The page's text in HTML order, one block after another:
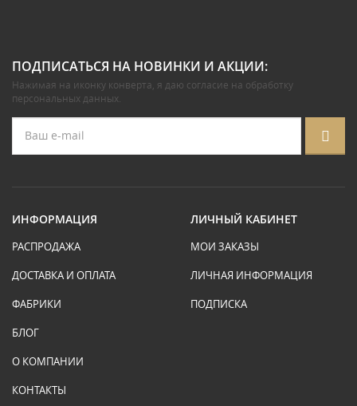
ПОДПИСАТЬСЯ НА НОВИНКИ И АКЦИИ:
Нажимая на иконку конверта, я даю согласие на обработку
персональных данных.
ИНФОРМАЦИЯ
РАСПРОДАЖА
ДОСТАВКА И ОПЛАТА
ФАБРИКИ
БЛОГ
О КОМПАНИИ
КОНТАКТЫ
ЛИЧНЫЙ КАБИНЕТ
МОИ ЗАКАЗЫ
ЛИЧНАЯ ИНФОРМАЦИЯ
ПОДПИСКА